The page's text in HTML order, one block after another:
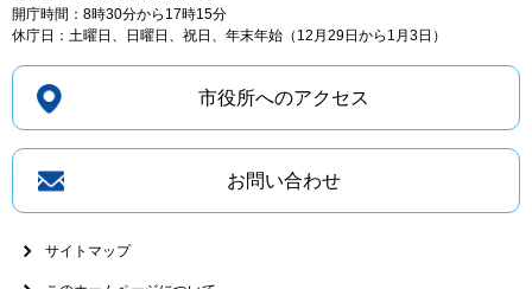
開庁時間：8時30分から17時15分
休庁日：土曜日、日曜日、祝日、年末年始（12月29日から1月3日）
市役所へのアクセス
お問い合わせ
サイトマップ